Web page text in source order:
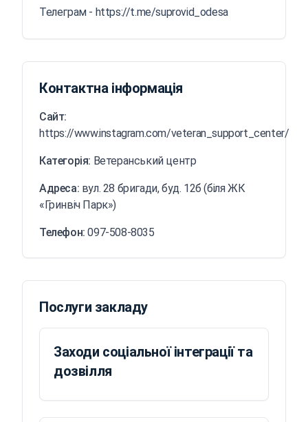
Телеграм - https://t.me/suprovid_odesa
Контактна інформація
Сайт:
https://www.instagram.com/veteran_support_center/
Категорія: Ветеранський центр
Адреса: вул. 28 бригади, буд. 12б (біля ЖК
«Гринвіч Парк»)
Телефон:097-508-8035
Послуги закладу
Заходи соціальної інтеграції та
дозвілля